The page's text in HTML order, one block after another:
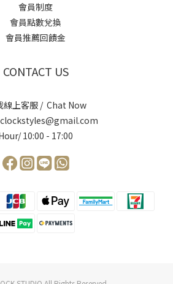
會員制度
會員點數兌換
會員推薦回饋金
CONTACT US
線上客服 / Chat Now
10:00 - 17:00